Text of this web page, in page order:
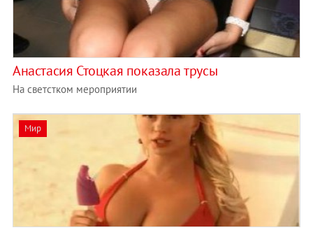
Анастасия Стоцкая показала трусы
На светстком мероприятии
Мир